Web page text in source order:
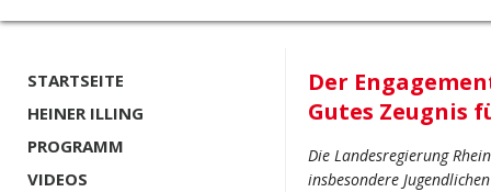
STARTSEITE
HEINER ILLING
PROGRAMM
VIDEOS
Der
Gutes Zeugnis
Die Landesregierung
insbesondere